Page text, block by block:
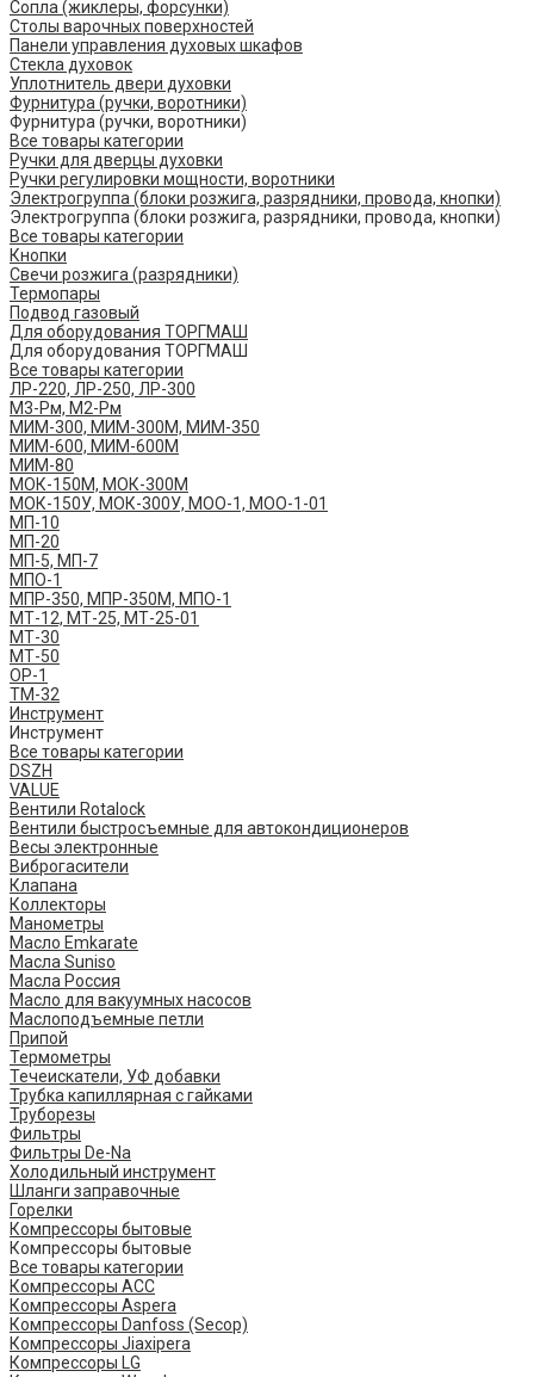
Сопла (жиклеры, форсунки)
Столы варочных поверхностей
Панели управления духовых шкафов
Стекла духовок
Уплотнитель двери духовки
Фурнитура (ручки, воротники)
Фурнитура (ручки, воротники)
Все товары категории
Ручки для дверцы духовки
Ручки регулировки мощности, воротники
Электрогруппа (блоки розжига, разрядники, провода, кнопки)
Электрогруппа (блоки розжига, разрядники, провода, кнопки)
Все товары категории
Кнопки
Свечи розжига (разрядники)
Термопары
Подвод газовый
Для оборудования ТОРГМАШ
Для оборудования ТОРГМАШ
Все товары категории
ЛР-220, ЛР-250, ЛР-300
М3-Рм, М2-Рм
МИМ-300, МИМ-300М, МИМ-350
МИМ-600, МИМ-600М
МИМ-80
МОК-150М, МОК-300М
МОК-150У, МОК-300У, МОО-1, МОО-1-01
МП-10
МП-20
МП-5, МП-7
МПО-1
МПР-350, МПР-350М, МПО-1
МТ-12, МТ-25, МТ-25-01
МТ-30
МТ-50
ОР-1
ТМ-32
Инструмент
Инструмент
Все товары категории
DSZH
VALUE
Вентили Rotalock
Вентили быстросъемные для автокондиционеров
Весы электронные
Виброгасители
Клапана
Коллекторы
Манометры
Масло Emkarate
Масла Suniso
Масла Россия
Масло для вакуумных насосов
Маслоподъемные петли
Припой
Термометры
Течеискатели, УФ добавки
Трубка капиллярная с гайками
Труборезы
Фильтры
Фильтры De-Na
Холодильный инструмент
Шланги заправочные
Горелки
Компрессоры бытовые
Компрессоры бытовые
Все товары категории
Компрессоры ACC
Компрессоры Aspera
Компрессоры Danfoss (Secop)
Компрессоры Jiaxipera
Компрессоры LG